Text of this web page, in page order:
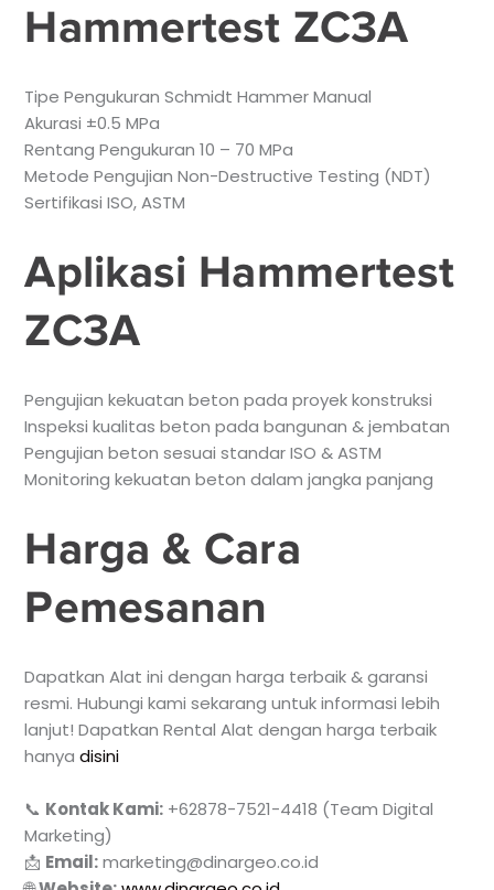
Hammertest ZC3A
Tipe Pengukuran Schmidt Hammer Manual
Akurasi ±0.5 MPa
Rentang Pengukuran 10 – 70 MPa
Metode Pengujian Non-Destructive Testing (NDT)
Sertifikasi ISO, ASTM
Aplikasi Hammertest
ZC3A
Pengujian kekuatan beton pada proyek konstruksi
Inspeksi kualitas beton pada bangunan & jembatan
Pengujian beton sesuai standar ISO & ASTM
Monitoring kekuatan beton dalam jangka panjang
Harga & Cara
Pemesanan
Dapatkan Alat ini dengan harga terbaik & garansi
resmi. Hubungi kami sekarang untuk informasi lebih
lanjut! Dapatkan Rental Alat dengan harga terbaik
hanyadisini
📞 Kontak Kami: +62878-7521-4418 (Team Digital
Marketing)
📩 Email:marketing@dinargeo.co.id